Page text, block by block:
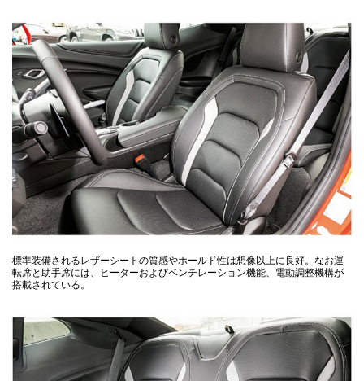
標準装備されるレザーシートの質感やホールド性は想像以上に良好。なお運
転席と助手席には、ヒーターおよびベンチレーション機能、電動調整機構が
搭載されている。